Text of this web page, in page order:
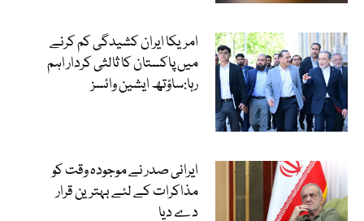
امریکا ایران کشیدگی کم کرنے
میں پاکستان کا ثالثی کردار اہم
رہا:ساؤتھ ایشین وائسز
ایرانی صدر نے موجودہ وقت کو
مذاکرات کے لئے بہترین قرار
دے دیا